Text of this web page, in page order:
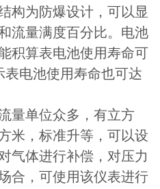
构为防爆设计，可以显
流量满度百分比。电池
积算表电池使用寿命可
电池使用寿命也可达
量单位众多，有立方
米，标准升等，可以设
气体进行补偿，对压力
合，可使用该仪表进行